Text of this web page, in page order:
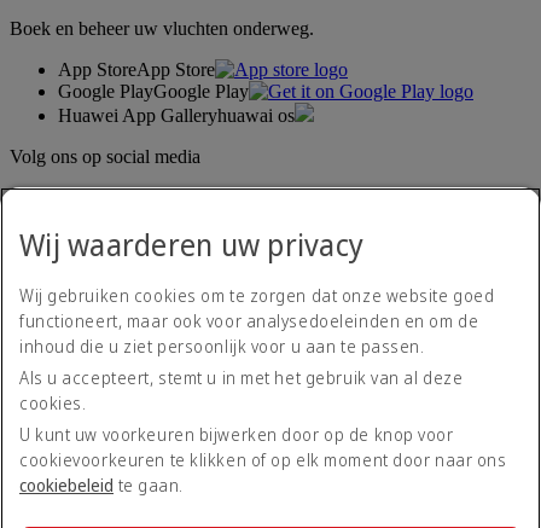
Boek en beheer uw vluchten onderweg.
App StoreApp Store
Google PlayGoogle Play
Huawei App Galleryhuawai os
Volg ons op social media
Toegankelijkheidsverklaring
Neem contact met ons op
Privacybeleid
Algemene voorwaarden
Cookiebeleid
Wij waarderen uw privacy
Wij gebruiken cookies om te zorgen dat onze website goed
functioneert, maar ook voor analysedoeleinden en om de
inhoud die u ziet persoonlijk voor u aan te passen.
Als u accepteert, stemt u in met het gebruik van al deze
cookies.
U kunt uw voorkeuren bijwerken door op de knop voor
cookievoorkeuren te klikken of op elk moment door naar ons
cookiebeleid te gaan.